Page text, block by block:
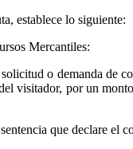
establece lo siguiente:
Mercantiles:
o demanda de
visitador, por un
que declare el